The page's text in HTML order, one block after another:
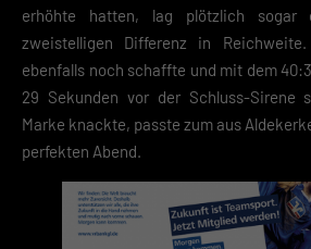
erhöhte hatten, lag plötzlich
zweistelligen Differenz in
ebenfalls noch schaffte und mit dem
29 Sekunden vor der Schluss-Sirene
Marke knackte, passte zum aus
perfekten Abend.